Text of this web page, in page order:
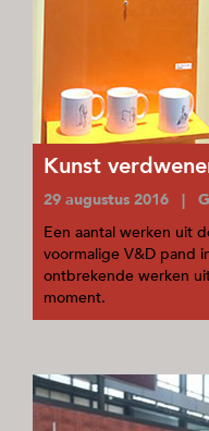
Kunst
29 augustus 2016 |
Een aantal werken uit
voormalige V&D pand
ontbrekende werken
moment.